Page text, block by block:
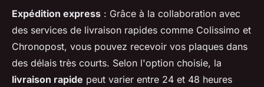
Expédition express : Grâce à la collaboration avec
des services de livraison rapides comme Colissimo et
Chronopost, vous pouvez recevoir vos plaques dans
des délais très courts. Selon l'option choisie, la
livraison rapide peut varier entre 24 et 48 heures